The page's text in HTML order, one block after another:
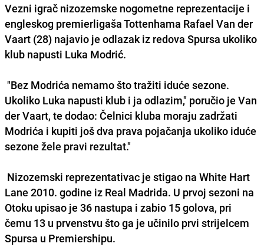
Vezni igrač nizozemske nogometne reprezentacije i
engleskog premierligaša Tottenhama Rafael Van der
Vaart (28) najavio je odlazak iz redova Spursa ukoliko
klub napusti Luka Modrić.
"Bez Modrića nemamo što tražiti iduće sezone.
Ukoliko Luka napusti klub i ja odlazim," poručio je Van
der Vaart, te dodao: Čelnici kluba moraju zadržati
Modrića i kupiti još dva prava pojačanja ukoliko iduće
sezone žele pravi rezultat."
Nizozemski reprezentativac je stigao na White Hart
Lane 2010. godine iz Real Madrida. U prvoj sezoni na
Otoku upisao je 36 nastupa i zabio 15 golova, pri
čemu 13 u prvenstvu što ga je učinilo prvi strijelcem
Spursa u Premiershipu.